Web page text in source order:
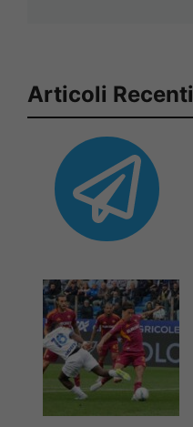
Articoli Recenti